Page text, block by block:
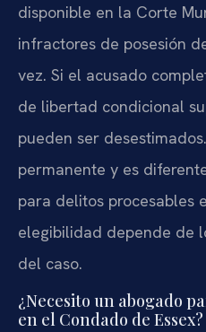
disponible en la Corte
infractores de posesión
vez. Si el acusado
de libertad condicional
pueden ser
permanente y es
para delitos procesables
elegibilidad depende de
del caso.
¿Necesito un abogado
en el Condado de Essex?